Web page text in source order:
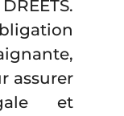
assurer
et